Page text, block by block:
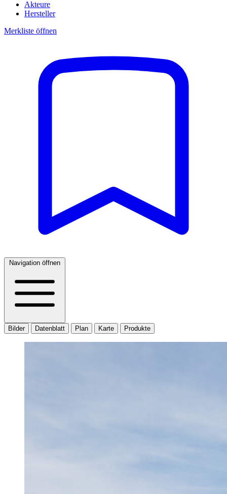
Akteure
Hersteller
Merkliste öffnen
Navigation öffnen
Bilder Datenblatt Plan Karte Produkte